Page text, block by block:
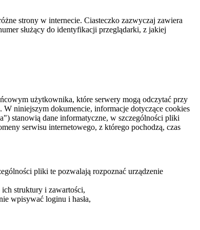
strony w internecie. Ciasteczko zazwyczaj zawiera
służący do identyfikacji przeglądarki, z jakiej
użytkownika, które serwery mogą odczytać przy
niniejszym dokumencie, informacje dotyczące cookies
stanowią dane informatyczne, w szczególności pliki
serwisu internetowego, z którego pochodzą, czas
pliki te pozwalają rozpoznać urządzenie
struktury i zawartości,
wpisywać loginu i hasła,